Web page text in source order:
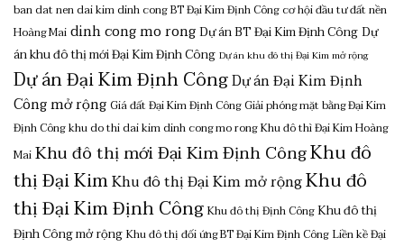
ban dat nen dai kim dinh congBT Đại Kim Định Công cơ hội đầu tư đất nền
Hoàng Maidinh cong mo rongDự án BT Đại Kim Định CôngDự
án khu đô thị mới Đại Kim Định Công Dự án khu đô thị Đại Kim mở rộng
Dự án Đại Kim Định CôngDự án Đại Kim Định
Công mở rộngGiá đất Đại Kim Định CôngGiải phóng mặt bằng Đại Kim
Định Côngkhu do thi dai kim dinh cong mo rongKhu đô thì Đại Kim Hoàng
MaiKhu đô thị mới Đại Kim Định CôngKhu đô
thị Đại KimKhu đô thị Đại Kim mở rộngKhu đô
thị Đại Kim Định CôngKhu đô thị Định CôngKhu đô thị
Định Công mở rộngKhu đô thị đối ứng BT Đại Kim Định Công Liền kề Đại